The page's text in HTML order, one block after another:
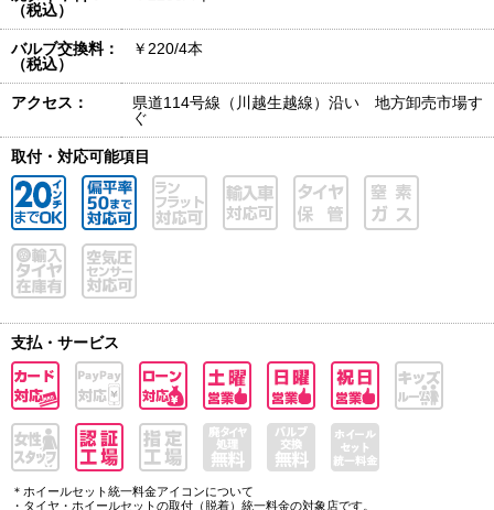
（税込）
バルブ交換料：
（税込）
￥220/4本
アクセス：
県道114号線（川越生越線）沿い 地方卸売市場す
ぐ
取付・対応可能項目
支払・サービス
＊ホイールセット統一料金アイコンについて
・タイヤ・ホイールセットの取付（脱着）統一料金の対象店です。